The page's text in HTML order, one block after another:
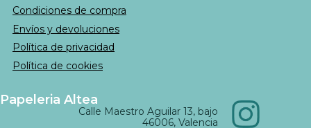
Condiciones de compra
Envíos y devoluciones
Política de privacidad
Política de cookies
Papeleria Altea
Calle Maestro Aguilar 13, bajo
46006, Valencia